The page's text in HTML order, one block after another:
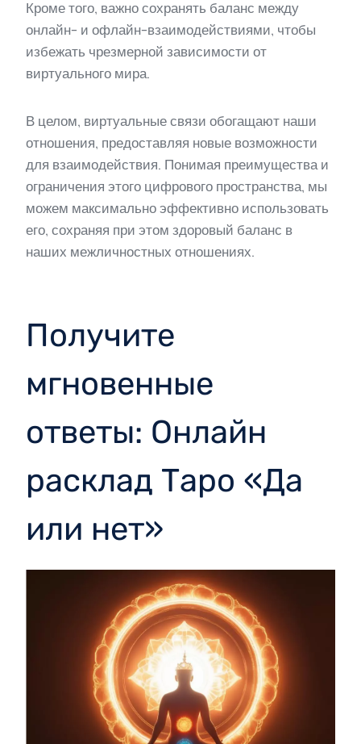
Кроме того, важно сохранять баланс между
онлайн- и офлайн-взаимодействиями, чтобы
избежать чрезмерной зависимости от
виртуального мира.
В целом, виртуальные связи обогащают наши
отношения, предоставляя новые возможности
для взаимодействия. Понимая преимущества и
ограничения этого цифрового пространства, мы
можем максимально эффективно использовать
его, сохраняя при этом здоровый баланс в
наших межличностных отношениях.
Получите
мгновенные
ответы: Онлайн
расклад Таро «Да
или нет»